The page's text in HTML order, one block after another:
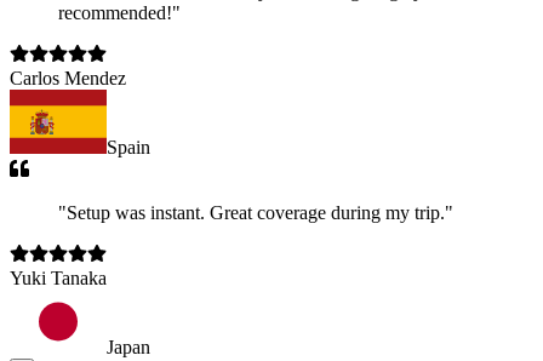
recommended!"
Carlos Mendez
Spain
"Setup was instant. Great coverage during my trip."
Yuki Tanaka
Japan